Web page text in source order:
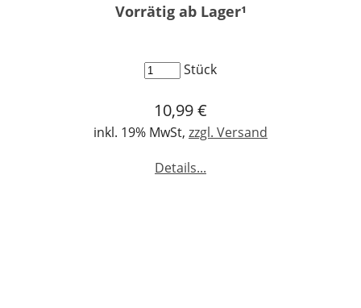
Vorrätig ab Lager¹
Stück
10,99 €
inkl. 19% MwSt, zzgl. Versand
Details...